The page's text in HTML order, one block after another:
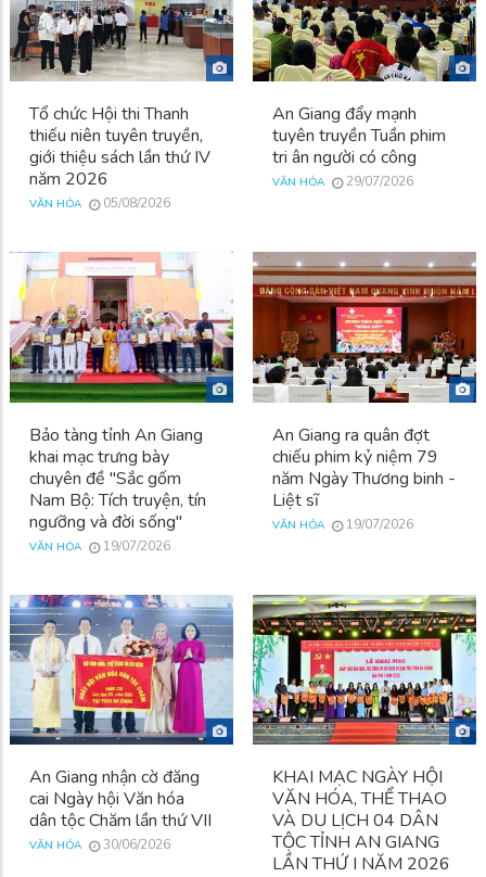
Tổ chức Hội thi Thanh
thiếu niên tuyên truyền,
giới thiệu sách lần thứ IV
năm 2026
VĂN HÓA 05/08/2026
An Giang đẩy mạnh
tuyên truyền Tuần phim
tri ân người có công
VĂN HÓA 29/07/2026
Bảo tàng tỉnh An Giang
khai mạc trưng bày
chuyên đề "Sắc gốm
Nam Bộ: Tích truyện, tín
ngưỡng và đời sống"
VĂN HÓA 19/07/2026
An Giang ra quân đợt
chiếu phim kỷ niệm 79
năm Ngày Thương binh -
Liệt sĩ
VĂN HÓA 19/07/2026
An Giang nhận cờ đăng
cai Ngày hội Văn hóa
dân tộc Chăm lần thứ VII
VĂN HÓA 30/06/2026
KHAI MẠC NGÀY HỘI
VĂN HÓA, THỂ THAO
VÀ DU LỊCH 04 DÂN
TỘC TỈNH AN GIANG
LẦN THỨ I NĂM 2026